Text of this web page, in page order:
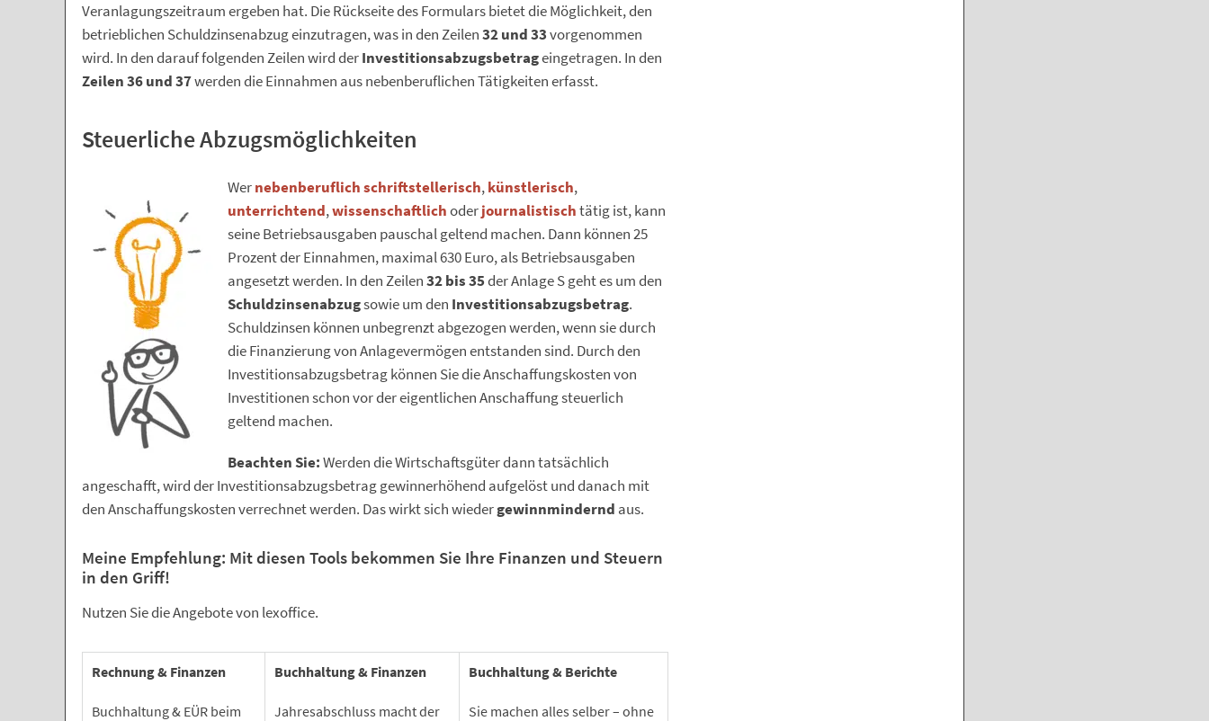
Veranlagungszeitraum ergeben hat. Die Rückseite des Formulars bietet die Möglichkeit, den
betrieblichen Schuldzinsenabzug einzutragen, was in den Zeilen32 und 33vorgenommen
wird. In den darauf folgenden Zeilen wird derInvestitionsabzugsbetrageingetragen. In den
Zeilen 36 und 37werden die Einnahmen aus nebenberuflichen Tätigkeiten erfasst.
Steuerliche Abzugsmöglichkeiten
Wernebenberuflichschriftstellerisch,künstlerisch,
unterrichtend,wissenschaftlichoderjournalistischtätig ist, kann
seine Betriebsausgaben pauschal geltend machen. Dann können 25
Prozent der Einnahmen, maximal 630 Euro, als Betriebsausgaben
angesetzt werden. In den Zeilen32 bis 35der Anlage S geht es um den
Schuldzinsenabzugsowie um den Investitionsabzugsbetrag.
Schuldzinsen können unbegrenzt abgezogen werden, wenn sie durch
die Finanzierung von Anlagevermögen entstanden sind. Durch den
Investitionsabzugsbetrag können Sie die Anschaffungskosten von
Investitionen schon vor der eigentlichen Anschaffung steuerlich
geltend machen.
Beachten Sie:Werden die Wirtschaftsgüter dann tatsächlich
angeschafft, wird der Investitionsabzugsbetrag gewinnerhöhend aufgelöst und danach mit
den Anschaffungskosten verrechnet werden. Das wirkt sich wiedergewinnmindernd aus.
Meine Empfehlung: Mit diesen Tools bekommen Sie Ihre Finanzen und Steuern
in den Griff!
Nutzen Sie die Angebote von lexoffice.
Rechnung & Finanzen
Buchhaltung & EÜR beim
Buchhaltung & Finanzen
Jahresabschluss macht der
Buchhaltung & Berichte
Sie machen alles selber – ohne